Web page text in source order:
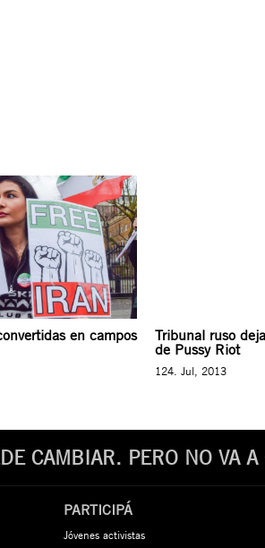
en campos
Tribunal ruso
de Pussy Riot
124. Jul, 2013
CAMBIAR. PERO NO VA
PARTICIPÁ
Jóvenes activistas